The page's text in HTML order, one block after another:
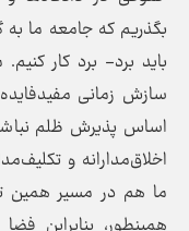
بگذریم که جامعه ما
باید برد- برد کار
سازش زمانی
اساس پذیرش ظلم
اخلاق‌مدارانه و
ما هم در مسیر